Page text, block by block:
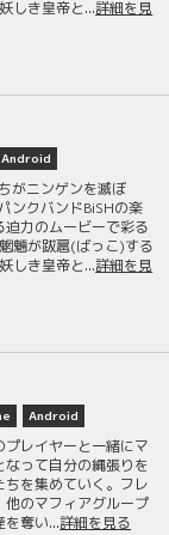
しき皇帝と...詳細を見
Android
がニンゲンを滅ぼ
ンクバンドBiSHの楽
力のムービーで彩る
魎が跋扈(ばっこ)する
しき皇帝と...詳細を見
Android
レイヤーと一緒にマ
って自分の縄張りを
を集めていく。フレ
他のマフィアグループ
を奪い...詳細を見る